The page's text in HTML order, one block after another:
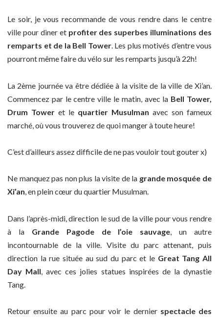
Le soir, je vous recommande de vous rendre dans le centre
ville pour diner etprofiter des superbes illuminations des
remparts et de la Bell Tower. Les plus motivés d’entre vous
pourront même faire du vélo sur les remparts jusqu’à 22h!
La 2ème journée va être dédiée à la visite de la ville de Xi’an.
Commencez par le centre ville le matin, avec la Bell Tower,
Drum Tower et le quartier Musulman avec son fameux
marché, où vous trouverez de quoi manger à toute heure!
C’est d’ailleurs assez difficile de ne pas vouloir tout gouter x)
Ne manquez pas non plus la visite de la grande mosquée de
Xi’an, en plein cœur du quartier Musulman.
Dans l’après-midi, direction le sud de la ville pour vous rendre
à la Grande Pagode de l’oie sauvage, un autre
incontournable de la ville. Visite du parc attenant, puis
direction la rue située au sud du parc et le Great Tang All
Day Mall, avec ces jolies statues inspirées de la dynastie
Tang.
Retour ensuite au parc pour voir le dernier spectacle des